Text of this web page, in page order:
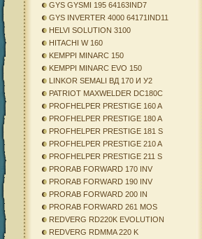
GYS GYSMI 195 64163IND7
GYS INVERTER 4000 64171IND11
HELVI SOLUTION 3100
HITACHI W 160
KEMPPI MINARC 150
KEMPPI MINARC EVO 150
LINKOR SEMALI ВД 170 И У2
PATRIOT MAXWELDER DC180C
PROFHELPER PRESTIGE 160 A
PROFHELPER PRESTIGE 180 A
PROFHELPER PRESTIGE 181 S
PROFHELPER PRESTIGE 210 A
PROFHELPER PRESTIGE 211 S
PRORAB FORWARD 170 INV
PRORAB FORWARD 190 INV
PRORAB FORWARD 200 IN
PRORAB FORWARD 261 MOS
REDVERG RD220K EVOLUTION
REDVERG RDMMA 220 K